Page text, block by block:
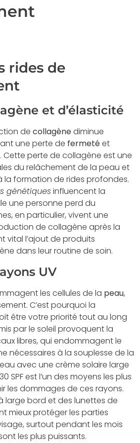
rides de
et d’élasticité
de collagènediminue
une perte de fermetéet
. Cette perte de collagène est une
du relâchement de la peau et
la formation de rides profondes.
génétiquesinfluencent la
une personne perd du
en particulier, vivent une
de collagène après la
vital l’ajout de produits
dans leur routine de soin.
UV
les cellules de la peau,
C’est pourquoi la
être votre priorité tout au long
par le soleil provoquent la
libres, qui endommagent le
nécessaires à la souplesse de la
avec une crème solaire large
SPF est l’un des moyens les plus
les dommages de ces rayons.
large bord et des lunettes de
mieux protéger les parties
surtout pendant les mois
les plus puissants.